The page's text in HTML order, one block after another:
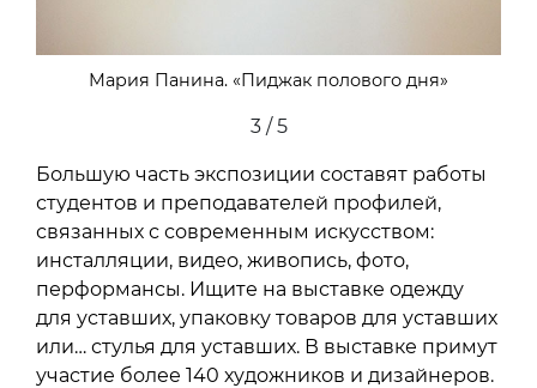
Мария Панина. «Пиджак полового дня»
3 / 5
Большую часть экспозиции составят работы
студентов и преподавателей профилей,
связанных с современным искусством:
инсталляции, видео, живопись, фото,
перформансы. Ищите на выставке одежду
для уставших, упаковку товаров для уставших
или… стулья для уставших. В выставке примут
участие более 140 художников и дизайнеров.